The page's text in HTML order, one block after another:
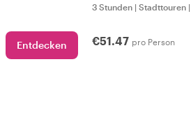
Entdecken
3 Stunden | Stadttouren
€51.47 pro Person